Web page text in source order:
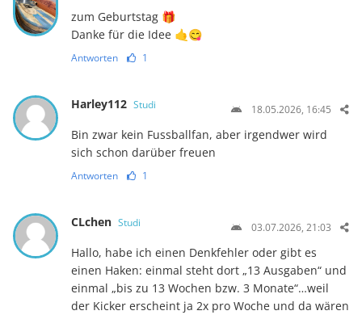
zum Geburtstag 🎁
Danke für die Idee 🤙😋
Antworten 1
Harley112 Studi 18.05.2026, 16:45
Bin zwar kein Fussballfan, aber irgendwer wird
sich schon darüber freuen
Antworten 1
CLchen Studi 03.07.2026, 21:03
Hallo, habe ich einen Denkfehler oder gibt es
einen Haken: einmal steht dort „13 Ausgaben“ und
einmal „bis zu 13 Wochen bzw. 3 Monate“…weil
der Kicker erscheint ja 2x pro Woche und da wären